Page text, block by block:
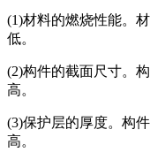
(1)材料的燃烧性能。
低。
(2)构件的截面尺寸。
高。
(3)保护层的厚度。构
高。